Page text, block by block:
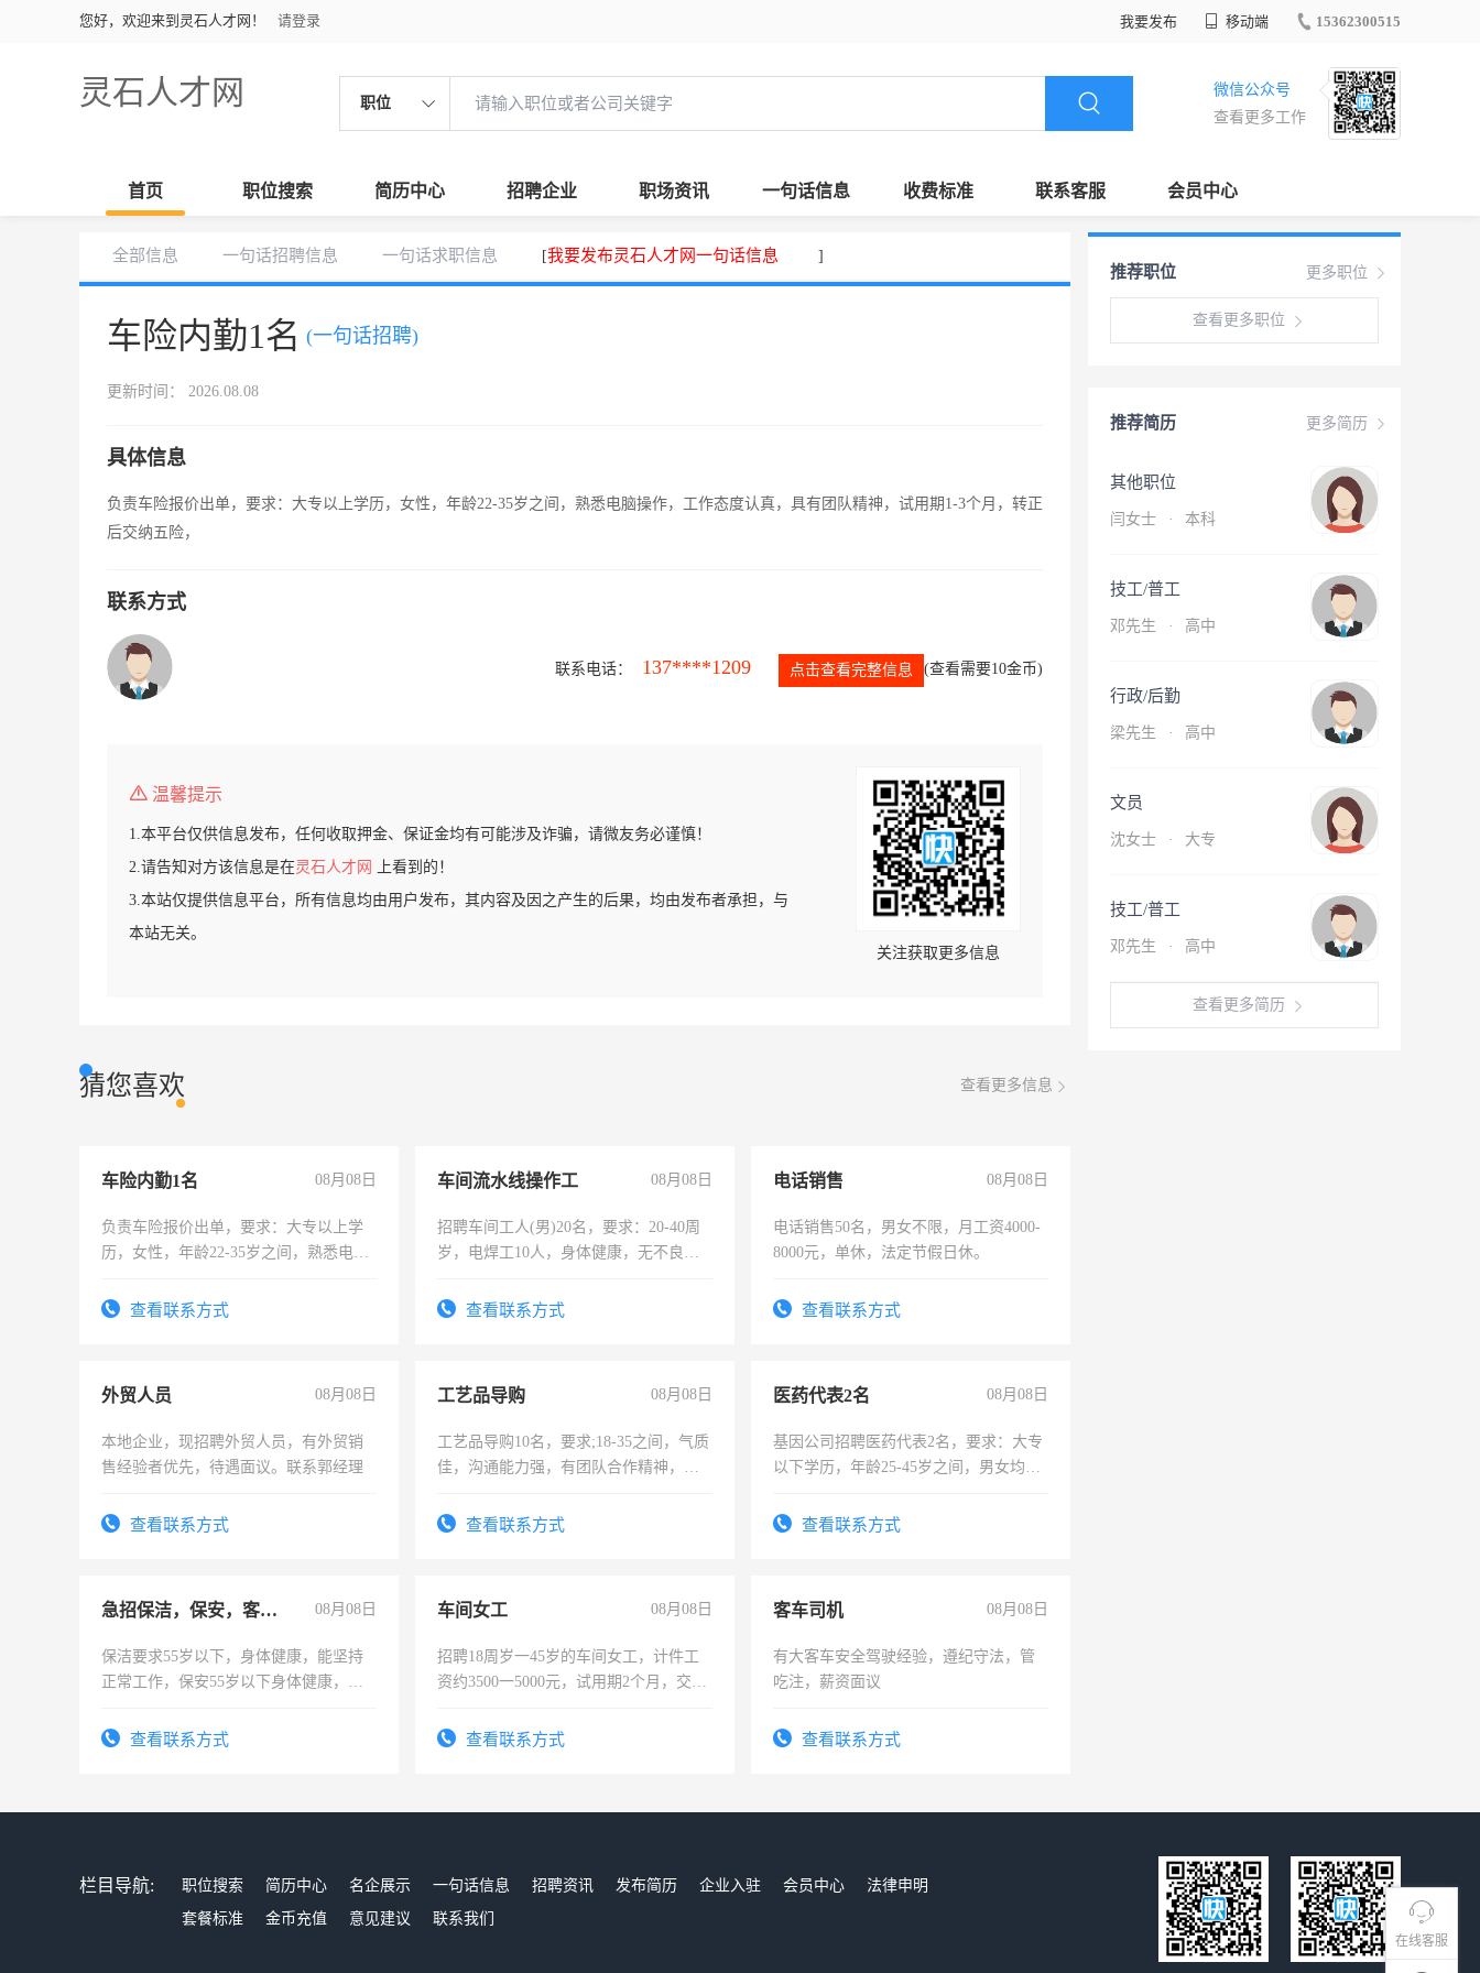
您好，欢迎来到灵石人才网！ 请登录 我要发布 移动端 15362300515
灵石人才网 职位
微信公众号
查看更多工作
首页 职位搜索 简历中心 招聘企业 职场资讯 一句话信息 收费标准 联系客服 会员中心
在线客服
全部信息 一句话招聘信息 一句话求职信息 [我要发布灵石人才网一句话信息 ]
车险内勤1名 (一句话招聘)
更新时间： 2026.08.08
具体信息
负责车险报价出单，要求：大专以上学历，女性，年龄22-35岁之间，熟悉电脑操作，工作态度认真，具有团队精神，试用期1-3个月，转正
后交纳五险，
联系方式
联系电话： 137****1209 点击查看完整信息 (查看需要10金币)
温馨提示
1.本平台仅供信息发布，任何收取押金、保证金均有可能涉及诈骗，请微友务必谨慎！
2.请告知对方该信息是在灵石人才网
上看到的！
3.本站仅提供信息平台，所有信息均由用户发布，其内容及因之产生的后果，均由发布者承担，与
本站无关。
关注获取更多信息
猜您喜欢 查看更多信息
车险内勤1名 08月08日
负责车险报价出单，要求：大专以上学
历，女性，年龄22-35岁之间，熟悉电脑
试用期1-3个月，转正后交纳五险，
查看联系方式
车间流水线操作工 08月08日
招聘车间工人(男)20名，要求：20-40周
岁，电焊工10人，身体健康，无不良嗜
宿，免费发放劳保用品，两班倒，每月
查看联系方式
电话销售 08月08日
电话销售50名，男女不限，月工资4000-
8000元，单休，法定节假日休。
查看联系方式
外贸人员 08月08日
本地企业，现招聘外贸人员，有外贸销
售经验者优先，待遇面议。联系郭经理
查看联系方式
工艺品导购 08月08日
工艺品导购10名，要求;18-35之间，气质
佳，沟通能力强，有团队合作精神，有
查看联系方式
医药代表2名 08月08日
基因公司招聘医药代表2名，要求：大专
以下学历，年龄25-45岁之间，男女均
表或者有医学资质的优先，底薪+绩效，
查看联系方式
急招保洁，保安，客服，工程 08月08日
保洁要求55岁以下，身体健康，能坚持
正常工作，保安55岁以下身体健康，有
录，客服要求45岁以下高中以上文化，
查看联系方式
车间女工 08月08日
招聘18周岁一45岁的车间女工，计件工
资约3500一5000元，试用期2个月，交五
查看联系方式
客车司机 08月08日
有大客车安全驾驶经验，遵纪守法，管
吃注，薪资面议
查看联系方式
更多职位
推荐职位
查看更多职位
更多简历
推荐简历
其他职位
闫女士 · 本科
技工/普工
邓先生 · 高中
行政/后勤
梁先生 · 高中
文员
沈女士 · 大专
技工/普工
邓先生 · 高中
查看更多简历
栏目导航: 职位搜索 简历中心 名企展示 一句话信息 招聘资讯 发布简历 企业入驻 会员中心
法律申明
套餐标准
金币充值 意见建议 联系我们